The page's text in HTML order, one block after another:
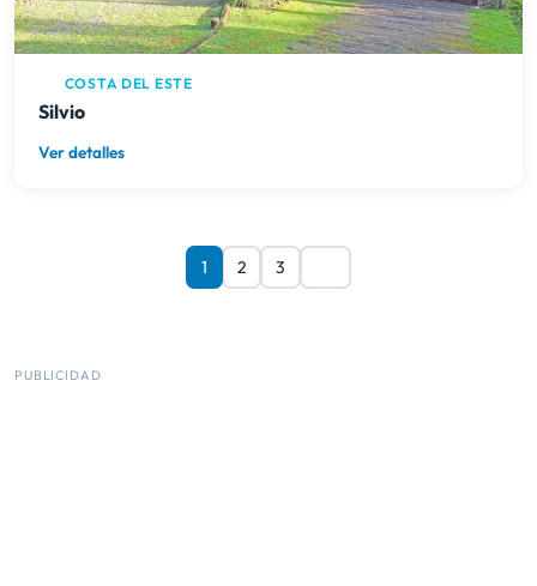
COSTA DEL ESTE
Silvio
Ver detalles
1 2 3
PUBLICIDAD